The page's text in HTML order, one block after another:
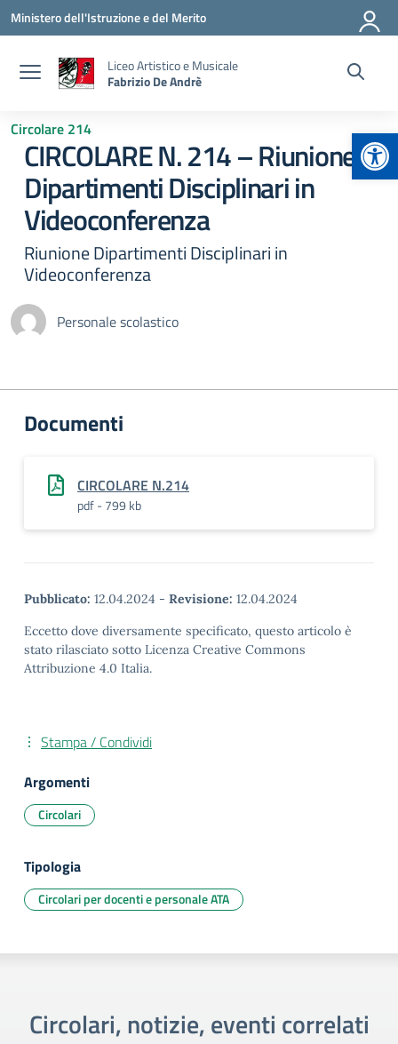
Vai ai contenuti
Vai al menu di navigazione
Vai al footer
Ministero dell'Istruzione e del Merito
Liceo Artistico e Musicale
Fabrizio De Andrè
Circolare 214
CIRCOLARE N. 214 – Riunione
Dipartimenti Disciplinari in
Videoconferenza
Riunione Dipartimenti Disciplinari in
Videoconferenza
Personale scolastico
Documenti
CIRCOLARE N.214
pdf - 799 kb
Pubblicato: 12.04.2024 - Revisione: 12.04.2024
Eccetto dove diversamente specificato, questo articolo è
stato rilasciato sotto Licenza Creative Commons
Attribuzione 4.0 Italia.
Stampa / Condividi
Argomenti
Circolari
Tipologia
Circolari per docenti e personale ATA
Circolari, notizie, eventi correlati